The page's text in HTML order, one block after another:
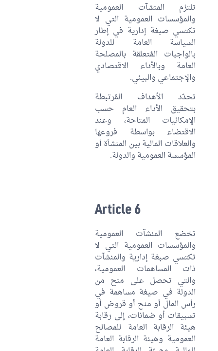
تلتزم المنشآت العمومية
والمؤسسات العمومية التي لا
تكتسي صبغة إدارية في إطار
السياسة العامة للدولة
بالواجبات المُتعلقة بالمصلحة
العامة وبالأداء الاقتصادي
والإجتماعي والبيئي.
تحدّد الأهداف المُرتبطة
بتحقيق الأداء العام حسب
الإمكانيات المتاحة، وعند
الاقتضاء بواسطة فروعها
والعلاقات المالية بين المنشأة أو
المؤسسة العمومية والدولة.
Article 6
تخضع المنشآت العمومية
والمؤسسات العمومية التي لا
تكتسي صبغة إدارية والمنشآت
ذات المساهمات العمومية،
والتي تحصل على منح من
الدولة في صيغة مساهمة في
رأس المال أو منح أو قروض أو
تسبيقات أو ضمانات، إلى رقابة
هيئة الرقابة العامة للمصالح
العمومية وهيئة الرقابة العامة